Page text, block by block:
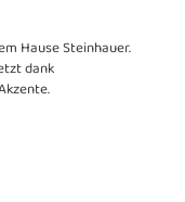
Hause Steinhauer.
dank